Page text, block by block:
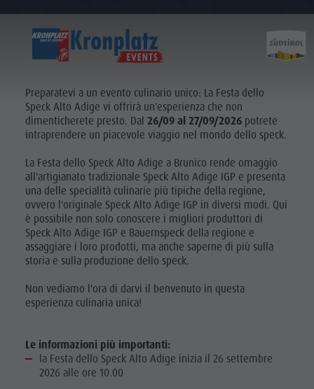
26. - 27.09.2026
26. - 27.09.2026
Preparatevi a un evento culinario unico: La Festa dello
Speck Alto Adige vi offrirà un'esperienza che non
dimenticherete presto. Dal 26/09 al 27/09/2026 potrete
intraprendere un piacevole viaggio nel mondo dello speck.
La Festa dello Speck Alto Adige a Brunico rende omaggio
all'artigianato tradizionale Speck Alto Adige IGP e presenta
una delle specialità culinarie più tipiche della regione,
ovvero l'originale Speck Alto Adige IGP in diversi modi. Qui
è possibile non solo conoscere i migliori produttori di
Speck Alto Adige IGP e Bauernspeck della regione e
assaggiare i loro prodotti, ma anche saperne di più sulla
storia e sulla produzione dello speck.
Non vediamo l'ora di darvi il benvenuto in questa
esperienza culinaria unica!
Le informazioni più importanti:
la Festa dello Speck Alto Adige inizia il 26 settembre
2026 alle ore 10.00